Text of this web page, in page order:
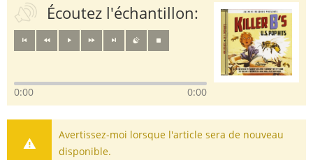
Écoutez l'échantillon:
0:00 0:00
Avertissez-moi lorsque l'article sera de nouveau
disponible.